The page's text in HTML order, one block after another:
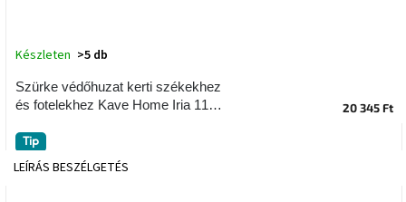
tér
tavaszi
Tavasz
Szürke védőhuzat kerti székekhez
és fotelekhez Kave Home Iria 110 x
Készleten >5 db
20 345 Ft
Tip
LEÍRÁS BESZÉLGETÉS